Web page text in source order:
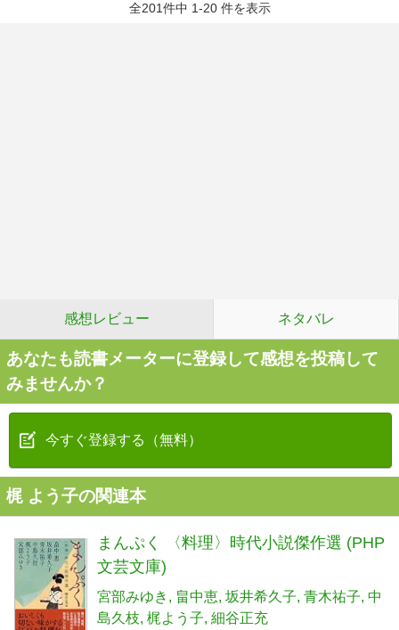
全201件中 1-20 件を表示
感想レビュー ネタバレ
あなたも読書メーターに登録して感想を投稿して
みませんか？
今すぐ登録する（無料）
梶 よう子の関連本
まんぷく 〈料理〉時代小説傑作選 (PHP
文芸文庫)
宮部みゆき 畠中恵 坂井希久子 青木祐子 中
島久枝 梶よう子 細谷正充